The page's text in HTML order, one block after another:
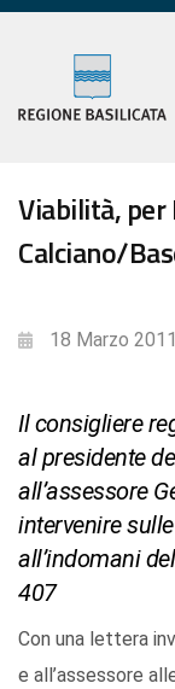
Viabilità,
Calciano/
18 Marzo 2011
Il consigliere
al presidente
all’assessore
intervenire
all’indomani
407
Con una lettera
e all’assessore